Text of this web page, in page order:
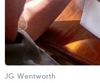
Nam hướng đến
Công Phượng
xuất V-League
Nhận định
sao thầy trò HLV
JG Wentworth